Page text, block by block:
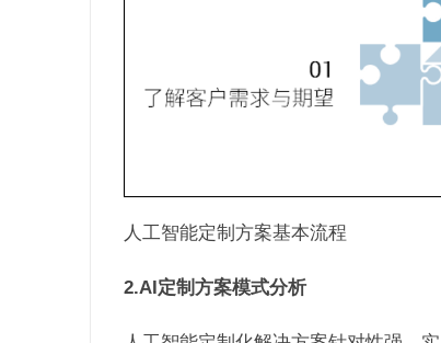
人工智能定制方案基本流程
2.AI定制方案模式分析